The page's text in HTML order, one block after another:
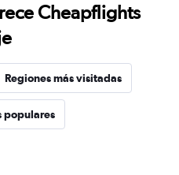
Cheapflights
Regiones más visitadas
populares